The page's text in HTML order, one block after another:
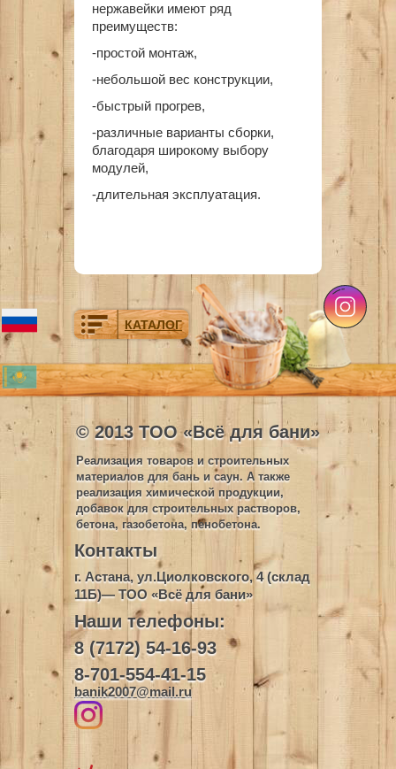
нержавейки имеют ряд
преимуществ:
-простой монтаж,
-небольшой вес конструкции,
-быстрый прогрев,
-различные варианты сборки,
благодаря широкому выбору
модулей,
-длительная эксплуатация.
КАТАЛОГ
© 2013 ТОО «Всё для бани»
Реализация товаров и строительных
материалов для бань и саун. А также
реализация химической продукции,
добавок для строительных растворов,
бетона, газобетона, пенобетона.
Контакты
г. Астана, ул.Циолковского, 4 (склад
11Б)— ТОО «Всё для бани»
Наши телефоны:
8 (7172) 54-16-93
8-701-554-41-15
banik2007@mail.ru